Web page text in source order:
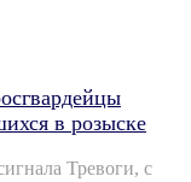
в розыске
Тревоги, с